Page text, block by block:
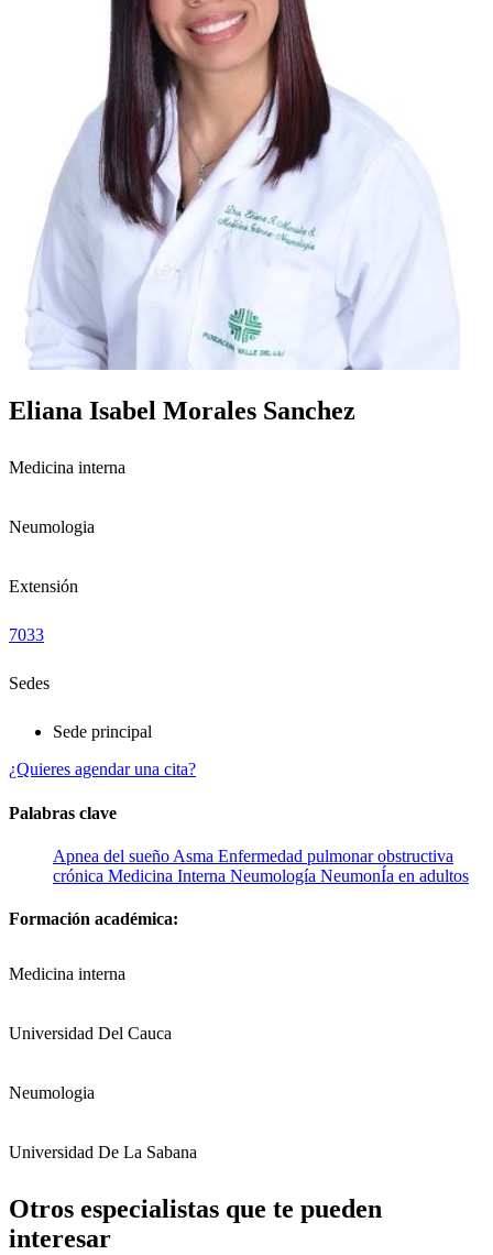
Eliana Isabel Morales Sanchez
Medicina interna
Neumologia
Extensión
7033
Sedes
Sede principal
¿Quieres agendar una cita?
Palabras clave
Apnea del sueño Asma Enfermedad pulmonar obstructiva
crónica Medicina Interna Neumología NeumonÍa en adultos
Formación académica:
Medicina interna
Universidad Del Cauca
Neumologia
Universidad De La Sabana
Otros especialistas que te pueden
interesar